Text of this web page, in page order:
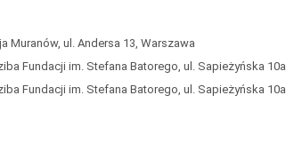
Muranów, ul. Andersa 13, Warszawa
Fundacji im. Stefana Batorego, ul. Sapieżyńska
Fundacji im. Stefana Batorego, ul. Sapieżyńska